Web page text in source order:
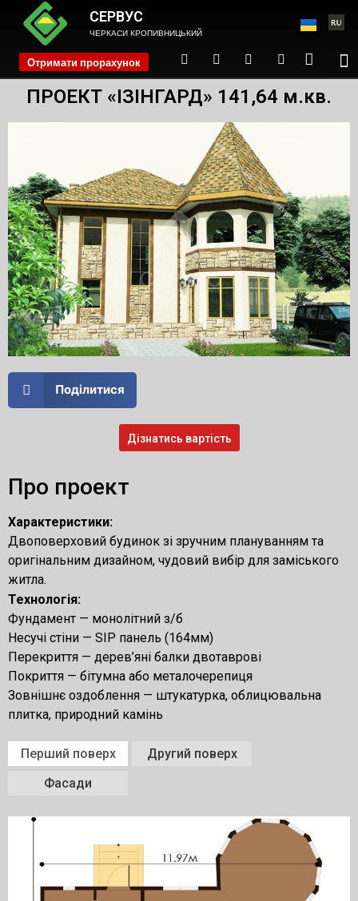
СЕРВУС
ЧЕРКАСИ КРОПИВНИЦЬКИЙ
Отримати прорахунок phone
ПРОЕКТ «ІЗІНГАРД» 141,64 м.кв.
Поділитися
Дізнатись вартість
Про проект
Характеристики:
Двоповерховий будинок зі зручним плануванням та
оригінальним дизайном, чудовий вибір для заміського
житла.
Технологія:
Фундамент — монолітний з/б
Несучі стіни — SIP панель (164мм)
Перекриття — дерев’яні балки двотаврові
Покриття — бітумна або металочерепиця
Зовнішнє оздоблення — штукатурка, облицювальна
плитка, природний камінь
Перший поверх
Другий поверх
Фасади